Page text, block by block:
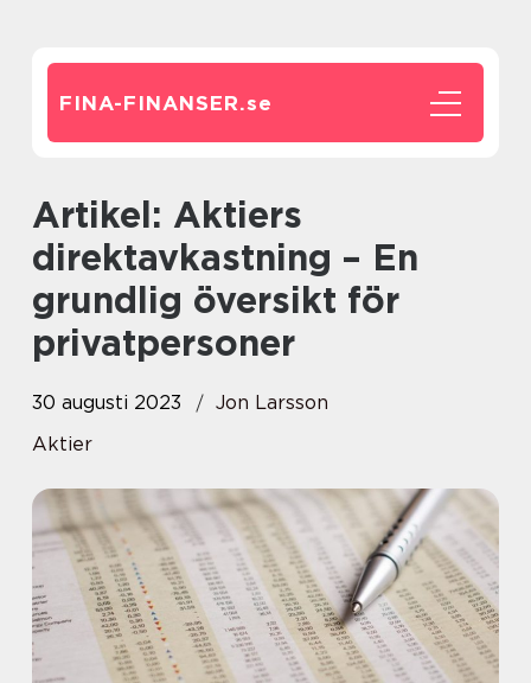
FINA-FINANSER.se
Artikel: Aktiers
direktavkastning – En
grundlig översikt för
privatpersoner
30 augusti 2023
Jon Larsson
Aktier